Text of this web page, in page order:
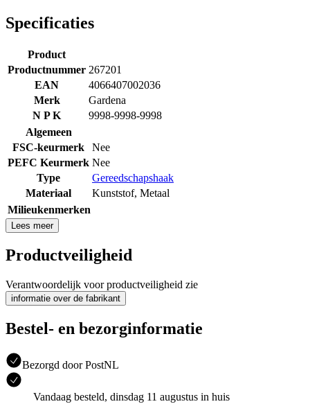
Specificaties
Product
Productnummer 267201
EAN
4066407002036
Merk
Gardena
N P K
9998-9998-9998
Algemeen
FSC-keurmerk
Nee
PEFC Keurmerk Nee
Type
Gereedschapshaak
Materiaal
Kunststof, Metaal
Milieukenmerken
Lees meer
Productveiligheid
Verantwoordelijk voor productveiligheid zie
informatie over de fabrikant
Bestel- en bezorginformatie
Bezorgd door PostNL
Vandaag besteld, dinsdag 11 augustus in huis